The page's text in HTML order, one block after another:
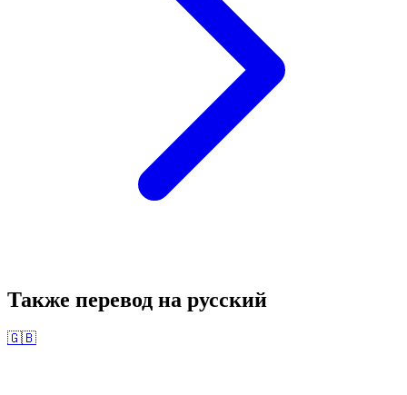
Также перевод на русский
🇬🇧